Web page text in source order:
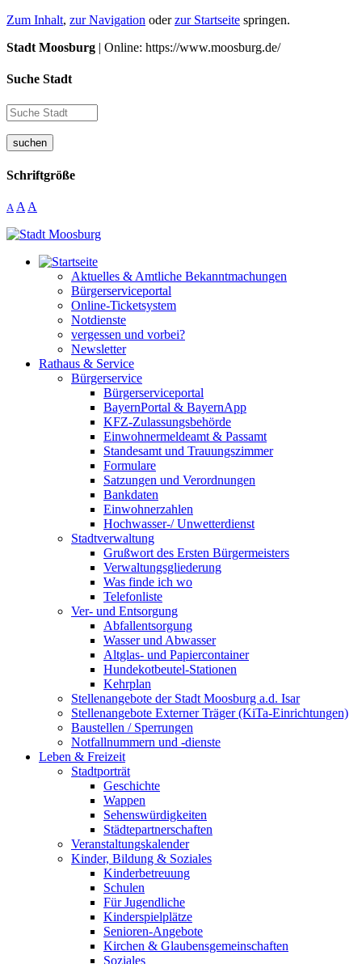
Zum Inhalt, zur Navigation oderzur Startseite springen.
Stadt Moosburg | Online: https://www.moosburg.de/
Suche Stadt
suchen
Schriftgröße
A A A
Aktuelles & Amtliche Bekanntmachungen
Bürgerserviceportal
Online-Ticketsystem
Notdienste
vergessen und vorbei?
Newsletter
Rathaus & Service
Bürgerservice
Bürgerserviceportal
BayernPortal & BayernApp
KFZ-Zulassungsbehörde
Einwohnermeldeamt & Passamt
Standesamt und Trauungszimmer
Formulare
Satzungen und Verordnungen
Bankdaten
Einwohnerzahlen
Hochwasser-/ Unwetterdienst
Stadtverwaltung
Grußwort des Ersten Bürgermeisters
Verwaltungsgliederung
Was finde ich wo
Telefonliste
Ver- und Entsorgung
Abfallentsorgung
Wasser und Abwasser
Altglas- und Papiercontainer
Hundekotbeutel-Stationen
Kehrplan
Stellenangebote der Stadt Moosburg a.d. Isar
Stellenangebote Externer Träger (KiTa-Einrichtungen)
Baustellen / Sperrungen
Notfallnummern und -dienste
Leben & Freizeit
Stadtporträt
Geschichte
Wappen
Sehenswürdigkeiten
Städtepartnerschaften
Veranstaltungskalender
Kinder, Bildung & Soziales
Kinderbetreuung
Schulen
Für Jugendliche
Kinderspielplätze
Senioren-Angebote
Kirchen & Glaubensgemeinschaften
Soziales